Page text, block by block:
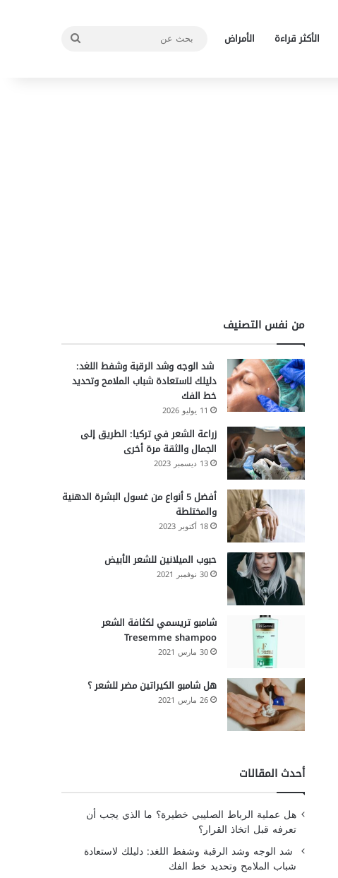
الأكثر قراءة الأمراض
من نفس التصنيف
شد الوجه وشد الرقبة وشفط اللغد:
دليلك لاستعادة شباب الملامح وتحديد
خط الفك
11 يوليو 2026
زراعة الشعر في تركيا: الطريق إلى
الجمال والثقة مرة أخرى
13 ديسمبر 2023
أفضل 5 أنواع من غسول البشرة الدهنية
والمختلطة
18 أكتوبر 2023
حبوب الميلانين للشعر الأبيض
30 نوفمبر 2021
شامبو تريسمي لكثافة الشعر
Tresemme shampoo
30 مارس 2021
هل شامبو الكيراتين مضر للشعر ؟
26 مارس 2021
أحدث المقالات
هل عملية الرباط الصليبي خطيرة؟ ما الذي يجب أن
تعرفه قبل اتخاذ القرار؟
شد الوجه وشد الرقبة وشفط اللغد: دليلك لاستعادة
شباب الملامح وتحديد خط الفك